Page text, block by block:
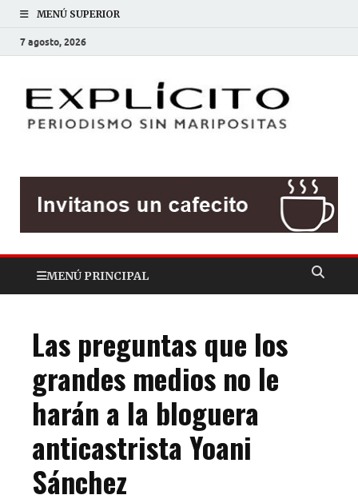
MENÚ SUPERIOR
7 agosto, 2026
MENÚ PRINCIPAL
Las preguntas que los
grandes medios no le
harán a la bloguera
anticastrista Yoani
Sánchez